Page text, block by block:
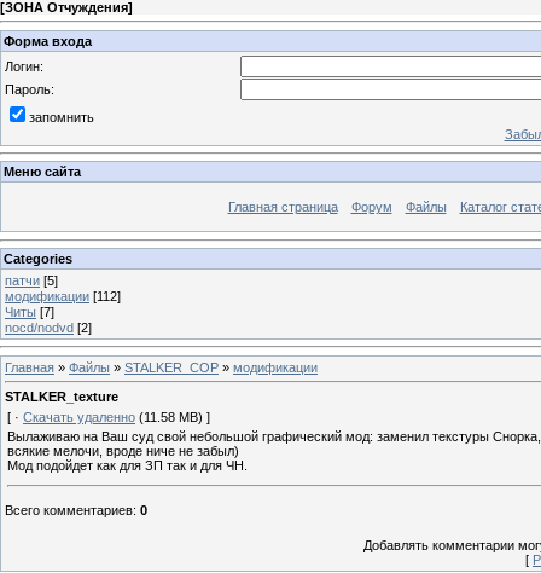
[ЗОНА Отчуждения]
Форма входа
Логин:
Пароль:
запомнить
Меню сайта
Главная страница Форум Файлы Каталог
Categories
патчи [5]
модификации [112]
Читы [7]
nocd/nodvd [2]
Главная » Файлы » STALKER_COP » модификации
STALKER_texture
[ · Скачать удаленно (11.58 MB) ]
Вылаживаю на Ваш суд свой небольшой графический мод: заменил текстуры
всякие мелочи, вроде ниче не забыл)
Мод подойдет как для ЗП так и для ЧН.
Всего комментариев: 0
Добавлять комментарии
[